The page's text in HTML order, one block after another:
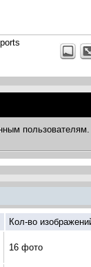
пользователям.
Кол-во
16 фото